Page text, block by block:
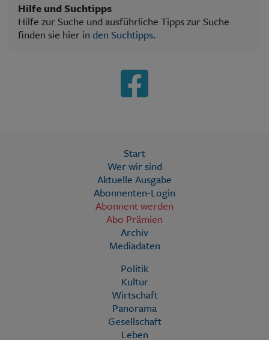
Hilfe und Suchtipps
Hilfe zur Suche und ausführliche Tipps zur Suche
finden sie hier in den Suchtipps.
Start
Wer wir sind
Aktuelle Ausgabe
Abonnenten-Login
Abonnent werden
Abo Prämien
Archiv
Mediadaten
Politik
Kultur
Wirtschaft
Panorama
Gesellschaft
Leben